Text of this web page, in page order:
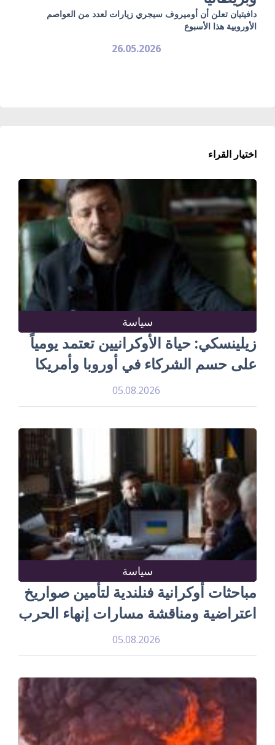
دافيتيان تعلن أن أوميروف سيجري زيارات لعدد من العواصم
الأوروبية هذا الأسبوع
26.05.2026
اختيار القراء
سياسة
زيلينسكي: حياة الأوكرانيين تعتمد يومياً
على حسم الشركاء في أوروبا وأمريكا
05.08.2026
سياسة
مباحثات أوكرانية فنلندية لتأمين صواريخ
اعتراضية ومناقشة مسارات إنهاء الحرب
05.08.2026